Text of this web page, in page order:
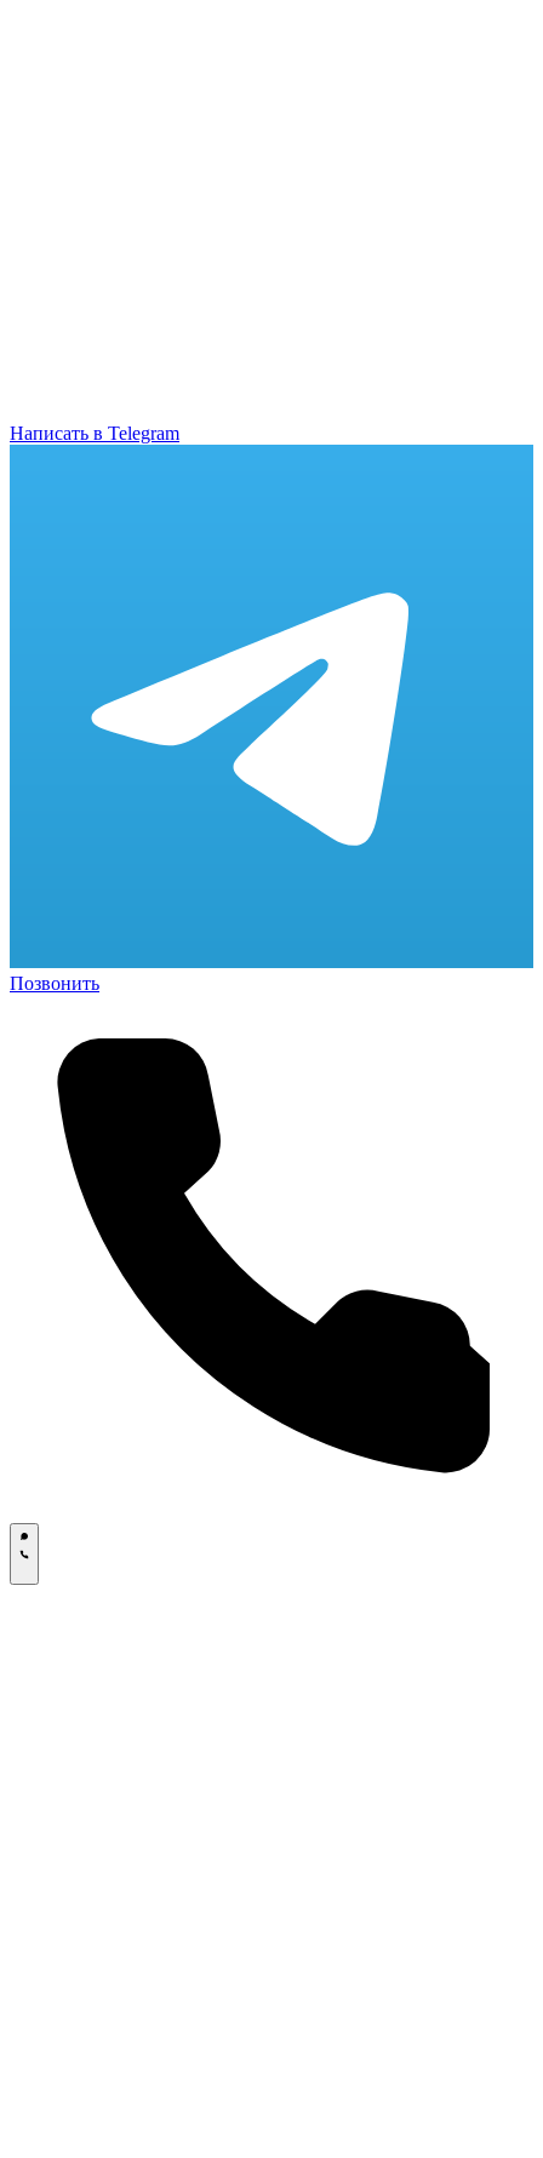
Написать в Telegram
Позвонить